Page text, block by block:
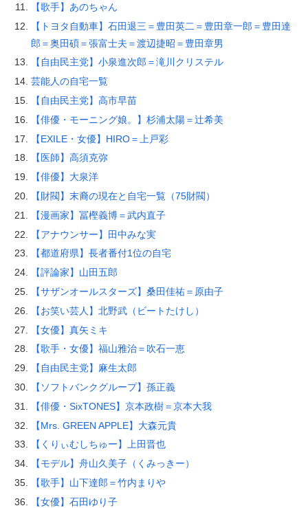
【歌手】あのちゃん
【トヨタ自動車】石田退三＝豊田英二＝豊田章一郎＝豊田達
郎＝奥田碩＝張富士夫＝渡辺捷昭＝豊田章男
【自由民主党】小泉進次郎＝滝川クリステル
芸能人の自宅一覧
【自由民主党】高市早苗
【俳優・モーニング娘。】杉浦太陽＝辻希美
【EXILE・女優】HIRO＝上戸彩
【医師】高須克弥
【俳優】大泉洋
【財閥】末裔の現在と自宅一覧（75財閥）
【漫画家】冨樫義博＝武内直子
【アナウンサー】田中みな実
【都道府県】長者番付1位の自宅
【評論家】山田五郎
【サザンオールスターズ】桑田佳祐＝原由子
【お笑い芸人】北野武（ビートたけし）
【女優】真矢ミキ
【歌手・女優】福山雅治＝吹石一恵
【自由民主党】麻生太郎
【ソフトバンクグループ】孫正義
【俳優・SixTONES】京本政樹＝京本大我
【Mrs. GREEN APPLE】大森元貴
【くりぃむしちゅー】上田晋也
【モデル】舟山久美子（くみっきー）
【歌手】山下達郎＝竹内まりや
【女優】石田ゆり子